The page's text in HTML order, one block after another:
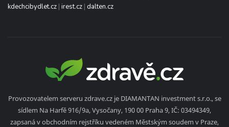
kdechcibydlet.cz | irest.cz | dalten.cz
Provozovatelem serveru zdrave.cz je DIAMANTAN investment s.r.o., se
sídlem Na Harfě 916/9a, Vysočany, 190 00 Praha 9, IČ: 03494349,
zapsaná v obchodním rejstříku vedeném Městským soudem v Praze,